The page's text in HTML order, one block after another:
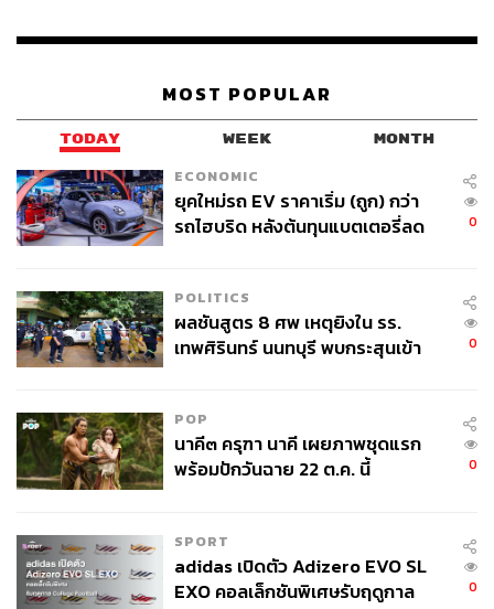
MOST POPULAR
TODAY WEEK MONTH
ECONOMIC
ยุคใหม่รถ EV ราคาเริ่ม (ถูก) กว่า
รถไฮบริด หลังต้นทุนแบตเตอรี่ลด
0
POLITICS
ผลชันสูตร 8 ศพ เหตุยิงใน รร.
เทพศิรินทร์ นนทบุรี พบกระสุนเข้า
0
POP
นาคี๓ ครุฑา นาคี เผยภาพชุดแรก
พร้อมปักวันฉาย 22 ต.ค. นี้
0
SPORT
adidas เปิดตัว Adizero EVO SL
EXO คอลเล็กชันพิเศษรับฤดูกาล
0